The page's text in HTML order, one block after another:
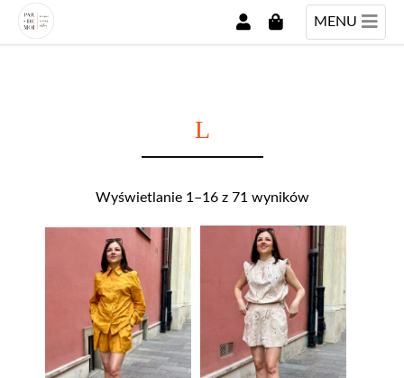
MENU
L
Wyświetlanie 1–16 z 71 wyników